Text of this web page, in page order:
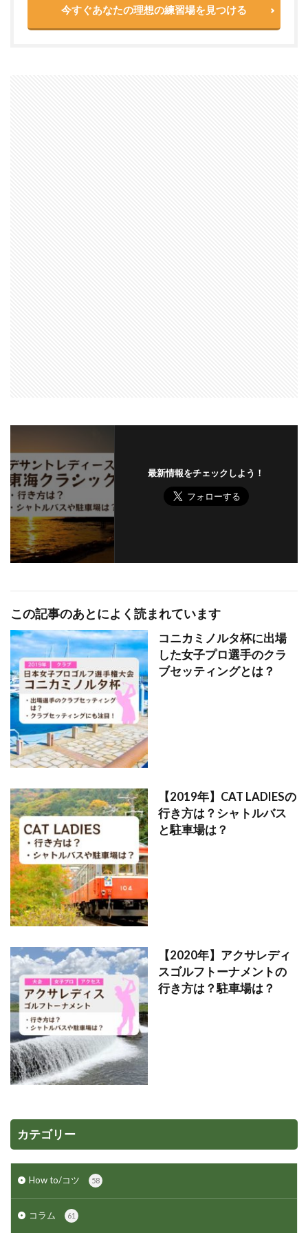
今すぐあなたの理想の練習場を見つける
最新情報をチェックしよう！
この記事のあとによく読まれています
コニカミノルタ杯に出場
した女子プロ選手のクラ
ブセッティングとは？
【2019年】CAT LADIESの
行き方は？シャトルバス
と駐車場は？
【2020年】アクサレディ
スゴルフトーナメントの
行き方は？駐車場は？
カテゴリー
How to/コツ 58
コラム 61